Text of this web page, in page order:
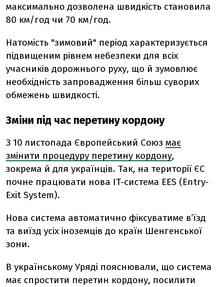
максимально дозволена швидкість становила
80 км/год чи 70 км/год.
Натомість "зимовий" період характеризується
підвищеним рівнем небезпеки для всіх
учасників дорожнього руху, що й зумовлює
необхідність запровадження більш суворих
обмежень швидкості.
Зміни під час перетину кордону
З 10 листопада Європейський Союз має
змінити процедуру перетину кордону,
зокрема й для українців. Так, на території ЄС
почне працювати нова IT-система EES (Entry-
Exit System).
Нова система автоматично фіксуватиме в’їзд
та виїзд усіх іноземців до країн Шенгенської
зони.
В українському Уряді пояснювали, що система
має спростити перетин кордону, посилити